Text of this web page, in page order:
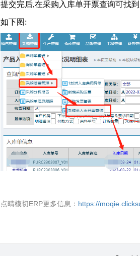
提交完后,在采购入库单开票查询可找
如下图:
点晴模切ERP更多信息： https://